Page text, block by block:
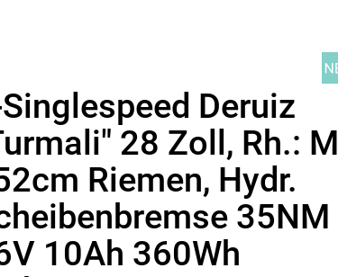
Deruiz
28 Zoll, Rh.: M
Riemen, Hydr.
35NM
10Ah 360Wh